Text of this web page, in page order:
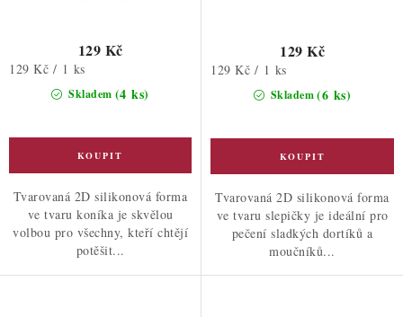
Skladem (4 ks)
129 Kč
Měrná
129 Kč / 1 ks
Tvarovaná 2D silikonová forma
ve tvaru koníka je skvělou
volbou pro všechny, kteří chtějí
potěšit...
Skladem(6 ks)
129 Kč
Měrná
129 Kč / 1 ks
Tvarovaná 2D silikonová forma
ve tvaru slepičky je ideální pro
pečení sladkých dortíků a
moučníků...